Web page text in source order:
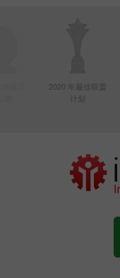
2020 年最佳联盟
计划